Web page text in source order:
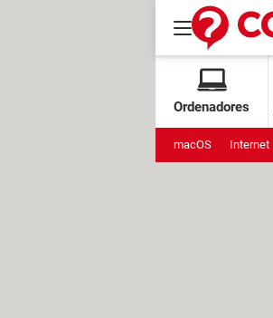
Ordenadores
macOS Internet